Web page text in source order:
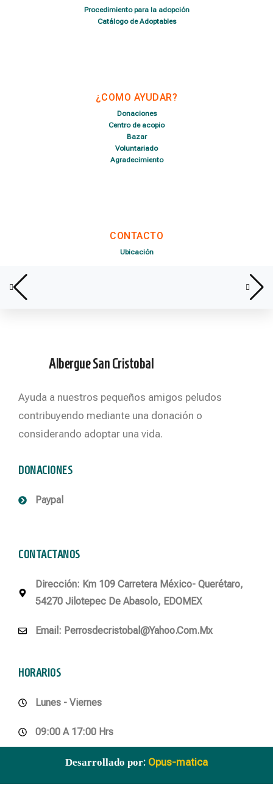
Procedimiento para la adopción
Catálogo de Adoptables
¿COMO AYUDAR?
Donaciones
Centro de acopio
Bazar
Voluntariado
Agradecimiento
CONTACTO
Ubicación
Albergue San Cristobal
Ayuda a nuestros pequeños amigos peludos
contribuyendo mediante una donación o
considerando adoptar una vida.
DONACIONES
Paypal
CONTACTANOS
Dirección: Km 109 Carretera México- Querétaro,
54270 Jilotepec De Abasolo, EDOMEX
Email : Perrosdecristobal@yahoo.com.mx
HORARIOS
Lunes - Viernes
09:00 A 17:00 Hrs
Desarrollado por: Opus-matica